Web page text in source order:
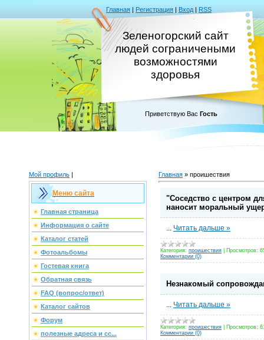
Главная | Регистрация | Вход | RSS
Зеленогорский сайт
людей сограничеными
возможностями
здоровья
Приветствую Вас Гость
Мой профиль |
Меню сайта
Главная страница
Информация о сайте
Каталог статей
Фотоальбомы
Гостевая книга
Обратная связь
FAQ (вопрос/ответ)
Каталог сайтов
Форум
полезные адреса и сс...
Главная » проишествия
"Соседство с центром
наносит моральный
Читать дальше »
Категория: проишествия Просмотров:
Комментарии (0)
Незнакомый
Читать дальше »
Категория: проишествия Просмотров:
Комментарии (0)